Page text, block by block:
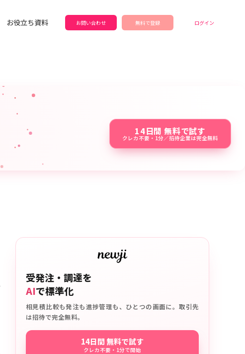
お役立ち資料 お問い合わせ 無料で登録 ログイン
14日間 無料で試す
クレカ不要・1分／招待企業は完全無料
受発注・調達を
AIで標準化
相見積比較も発注も進捗管理も、ひとつの画面に。取引先
は招待で完全無料。
14日間 無料で試す
クレカ不要・1分で開始